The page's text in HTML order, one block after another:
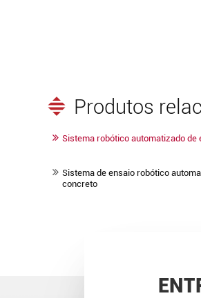
Produtos
Sistema robótico automatizado de
Sistema de ensaio robótico
concreto